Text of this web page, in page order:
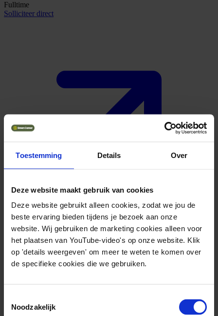
Toestemming Details Over
Deze website maakt gebruik van cookies
Deze website gebruikt alleen cookies, zodat we jou de
beste ervaring bieden tijdens je bezoek aan onze
website. Wij gebruiken de marketing cookies alleen voor
het plaatsen van YouTube-video's op onze website. Klik
op 'details weergeven' om meer te weten te komen over
de specifieke cookies die we gebruiken.
Noodzakelijk
Fulltime
Solliciteer direct
Geuniformeerd